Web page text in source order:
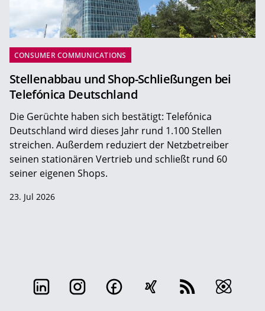
CONSUMER COMMUNICATIONS
Stellenabbau und Shop-Schließungen bei
Telefónica Deutschland
Die Gerüchte haben sich bestätigt: Telefónica
Deutschland wird dieses Jahr rund 1.100 Stellen
streichen. Außerdem reduziert der Netzbetreiber
seinen stationären Vertrieb und schließt rund 60
seiner eigenen Shops.
23. Jul 2026